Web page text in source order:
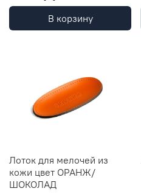
В корзину
Лоток для мелочей из
кожи цвет ОРАНЖ/
ШОКОЛАД